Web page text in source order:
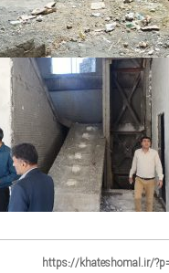
https://khateshomal.ir/